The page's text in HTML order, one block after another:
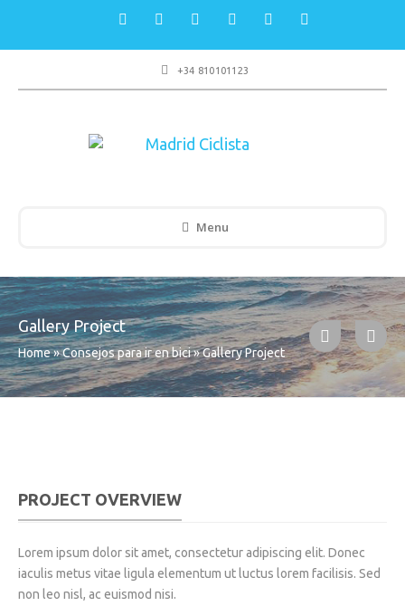
+34 810101123
Menu
Gallery Project
Home»Consejos para ir en bici»Gallery Project
PROJECT OVERVIEW
Lorem ipsum dolor sit amet, consectetur adipiscing elit. Donec
iaculis metus vitae ligula elementum ut luctus lorem facilisis. Sed
non leo nisl, ac euismod nisi.